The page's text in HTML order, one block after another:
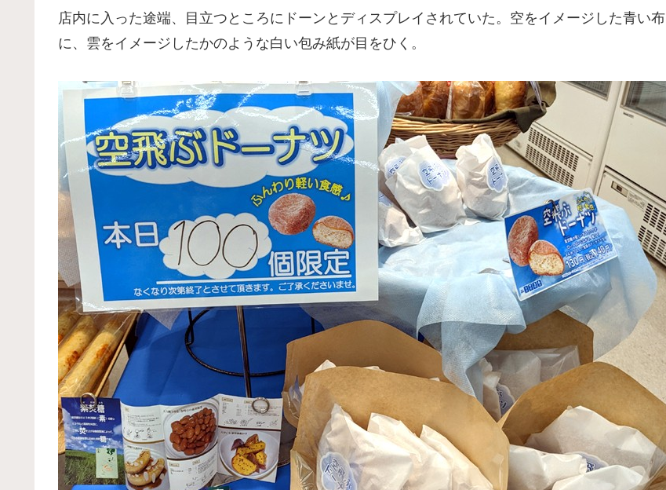
店内に入った途端、目立つところにドーンとディスプレイされていた。空をイメージした青い布
に、雲をイメージしたかのような白い包み紙が目をひく。